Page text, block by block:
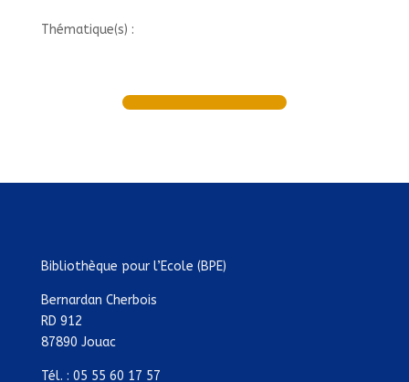
Thématique(s) :
Bibliothèque pour l’Ecole (BPE)
Bernardan Cherbois
RD 912
87890 Jouac
Tél. : 05 55 60 17 57